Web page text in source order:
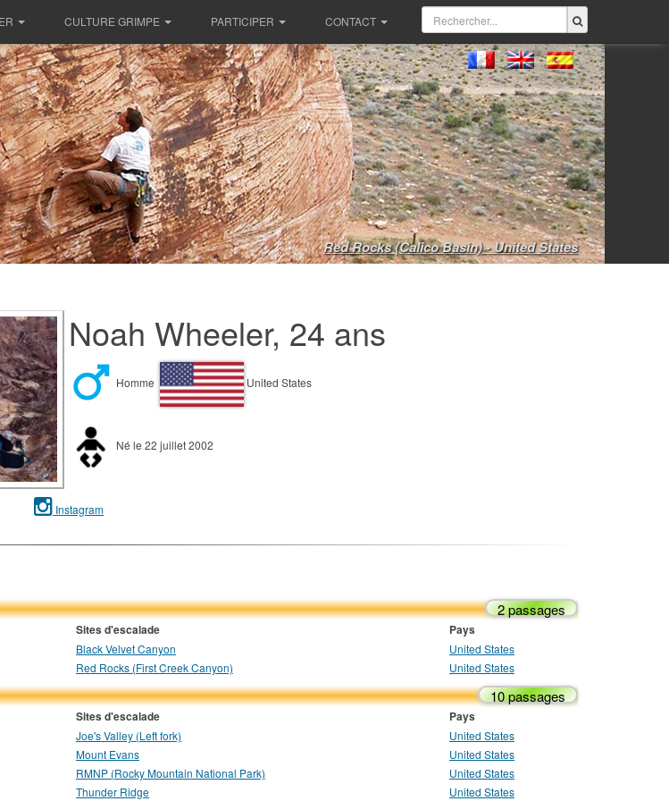
CULTURE GRIMPE PARTICIPER CONTACT
Red Rocks (Calico Basin) - United States
Noah Wheeler, 24 ans
Homme United States
Né le 22 juillet 2002
Instagram
2 passages
Sites d'escalade Pays
Black Velvet Canyon
United States
Red Rocks (First Creek Canyon) United States
10 passages
Sites d'escalade Pays
Joe's Valley (Left fork)
United States
Mount Evans
United States
RMNP (Rocky Mountain National Park)
United States
Thunder Ridge United States